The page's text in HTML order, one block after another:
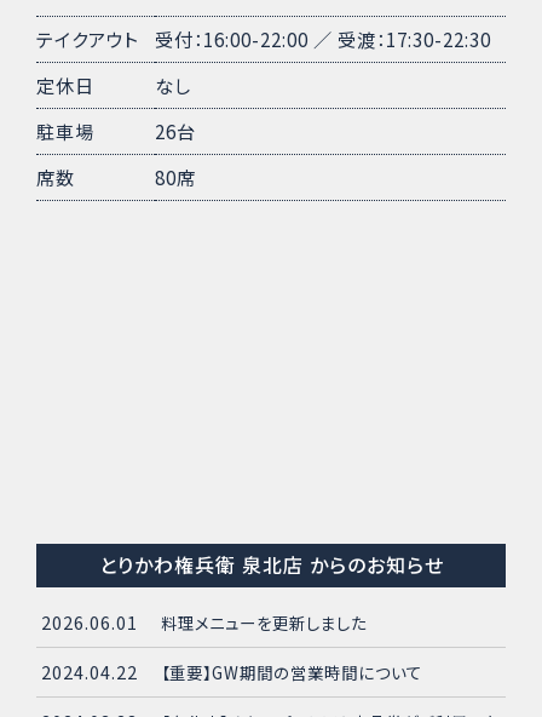
テイクアウト 受付：16:00-22:00 ／ 受渡：17:30-22:30
定休日
なし
駐車場
26台
席数
80席
とりかわ権兵衛 泉北店 からのお知らせ
2026.06.01 料理メニューを更新しました
2024.04.22 【重要】GW期間の営業時間について